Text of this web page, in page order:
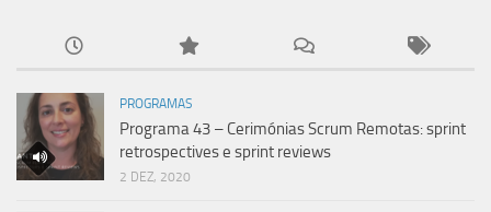
PROGRAMAS
Programa 43 – Cerimónias Scrum Remotas: sprint
retrospectives e sprint reviews
2 DEZ, 2020